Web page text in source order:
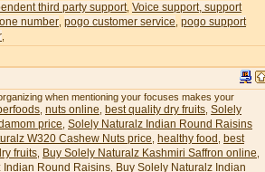
third party support Voice support, support
number pogo customer service pogo support
when mentioning your focuses makes your
nuts online best quality dry fruits Solely
price Solely Naturalz Indian Round Raisins
W320 Cashew Nuts price healthy food
best
fruits Buy Solely Naturalz Kashmiri Saffron online
Indian Round Raisins Buy Solely Naturalz Indian